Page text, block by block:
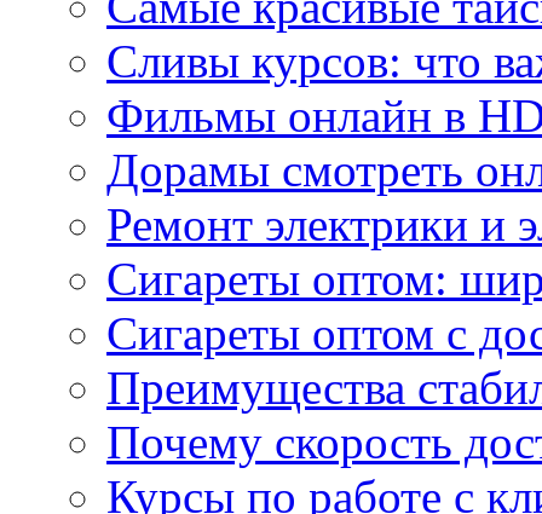
Сливы курсов: что
Фильмы онлайн в
Дорамы смотреть
Ремонт электрики и
Сигареты оптом:
Сигареты оптом с
Преимущества
Почему скорость
Курсы по работе с